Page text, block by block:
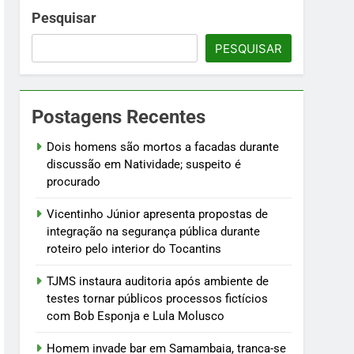
com Bob Esponja e Lula Molusco
e testam modelos para uso
Pesquisar
PESQUISAR
Postagens Recentes
Dois homens são mortos a facadas durante
discussão em Natividade; suspeito é
procurado
Vicentinho Júnior apresenta propostas de
integração na segurança pública durante
roteiro pelo interior do Tocantins
TJMS instaura auditoria após ambiente de
testes tornar públicos processos fictícios
com Bob Esponja e Lula Molusco
Homem invade bar em Samambaia, tranca-se